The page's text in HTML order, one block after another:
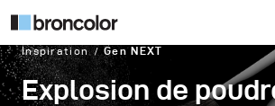
Inspiration Gen NEXT
Explosion de